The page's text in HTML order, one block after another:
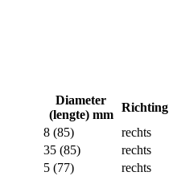
Diameter
(lengte) mm
Richting
8 (85)
rechts
35 (85)
rechts
5 (77)
rechts